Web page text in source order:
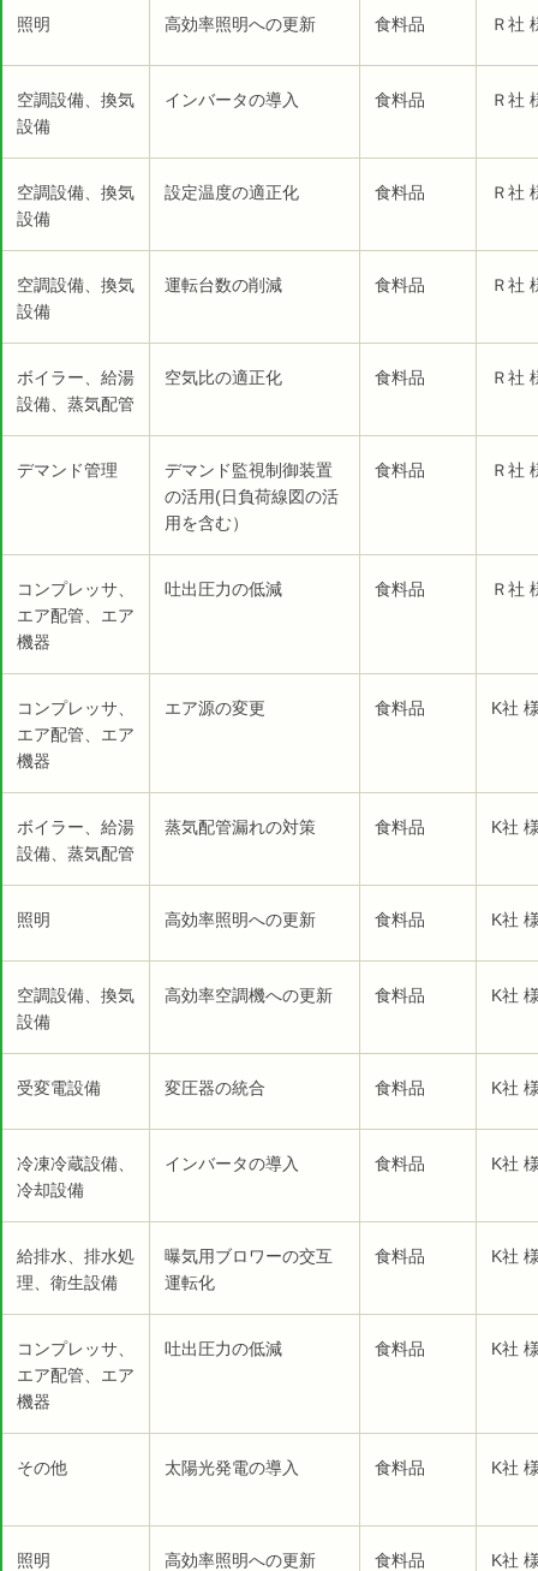
照明 高効率照明への更新 食料品 Ｒ社
空調設備、換気
設備
インバータの導入 食料品 Ｒ社
空調設備、換気
設備
設定温度の適正化 食料品 Ｒ社
空調設備、換気
設備
運転台数の削減 食料品 Ｒ社
ボイラー、給湯
設備、蒸気配管
空気比の適正化 食料品 Ｒ社
デマンド管理
デマンド監視制御装置
の活用(日負荷線図の活
用を含む）
食料品 Ｒ社
コンプレッサ、
エア配管、エア
機器
吐出圧力の低減 食料品 Ｒ社
コンプレッサ、
エア配管、エア
機器
エア源の変更 食料品 K社
ボイラー、給湯
設備、蒸気配管
蒸気配管漏れの対策 食料品 K社
照明 高効率照明への更新 食料品 K社
空調設備、換気
設備
高効率空調機への更新 食料品 K社
受変電設備 変圧器の統合 食料品 K社
冷凍冷蔵設備、
冷却設備
インバータの導入 食料品 K社
給排水、排水処
理、衛生設備
曝気用ブロワーの交互
運転化
食料品 K社
コンプレッサ、
エア配管、エア
機器
吐出圧力の低減 食料品 K社
その他 太陽光発電の導入 食料品 K社
照明 高効率照明への更新 食料品 K社